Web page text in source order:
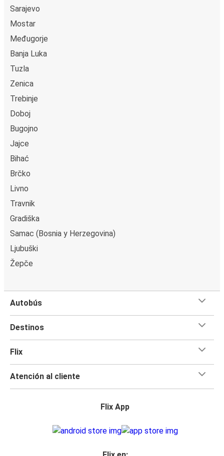
Sarajevo
Mostar
Međugorje
Banja Luka
Tuzla
Zenica
Trebinje
Doboj
Bugojno
Jajce
Bihać
Brčko
Livno
Travnik
Gradiška
Samac (Bosnia y Herzegovina)
Ljubuški
Žepče
Autobús
Destinos
Flix
Atención al cliente
Flix App